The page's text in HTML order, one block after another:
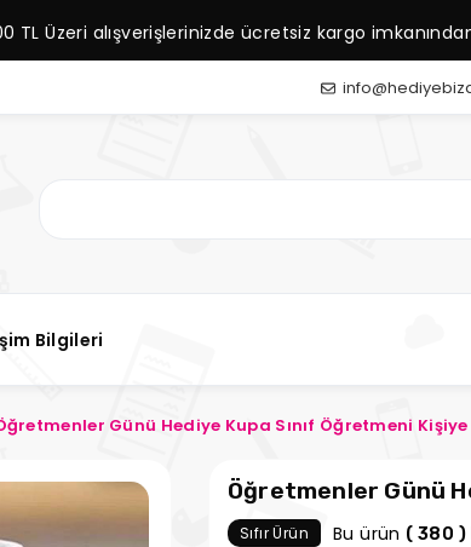
TL Üzeri alışverişlerinizde ücretsiz kargo
Bilgileri
Günü Hediye Kupa Sınıf Öğretmeni Kişiye
Öğretmenler Günü
Sıfır Ürün Bu ürün ( 380 )